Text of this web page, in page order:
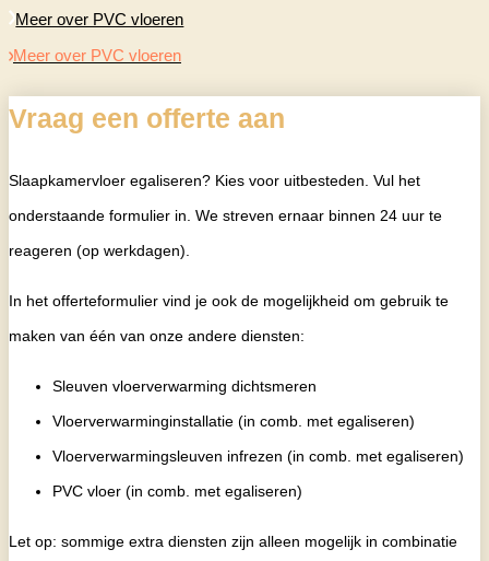
Meer over PVC vloeren
Meer over PVC vloeren
Vraag een offerte aan
Slaapkamervloer egaliseren? Kies voor uitbesteden. Vul het
onderstaande formulier in. We streven ernaar binnen 24 uur te
reageren (op werkdagen).
In het offerteformulier vind je ook de mogelijkheid om gebruik te
maken van één van onze andere diensten:
Sleuven vloerverwarming dichtsmeren
Vloerverwarminginstallatie (in comb. met egaliseren)
Vloerverwarmingsleuven infrezen (in comb. met egaliseren)
PVC vloer (in comb. met egaliseren)
Let op: sommige extra diensten zijn alleen mogelijk in combinatie